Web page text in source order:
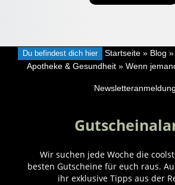
Du befindest dich hier Startseite» Blog »
Apotheke & Gesundheit» Wenn
Newsletteranmeldung
Wir suchen jede Woche die
besten Gutscheine für euch raus.
ihr exklusive Tipps aus der